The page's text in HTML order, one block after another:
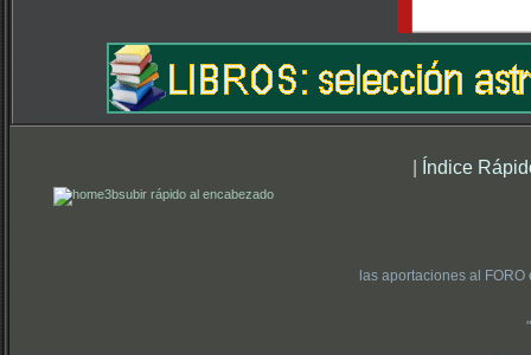
| Índice
subir rápido al encabezado
las aportaciones al